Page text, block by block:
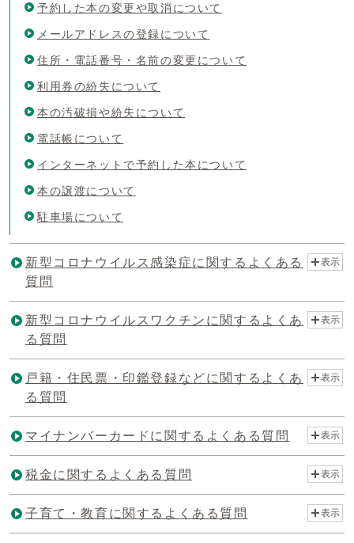
予約した本の変更や取消について
メールアドレスの登録について
住所・電話番号・名前の変更について
利用券の紛失について
本の汚破損や紛失について
電話帳について
インターネットで予約した本について
本の譲渡について
駐車場について
新型コロナウイルス感染症に関するよくある
質問
表示
新型コロナウイルスワクチンに関するよくあ
る質問
表示
戸籍・住民票・印鑑登録などに関するよくあ
る質問
表示
マイナンバーカードに関するよくある質問 表示
税金に関するよくある質問 表示
子育て・教育に関するよくある質問 表示